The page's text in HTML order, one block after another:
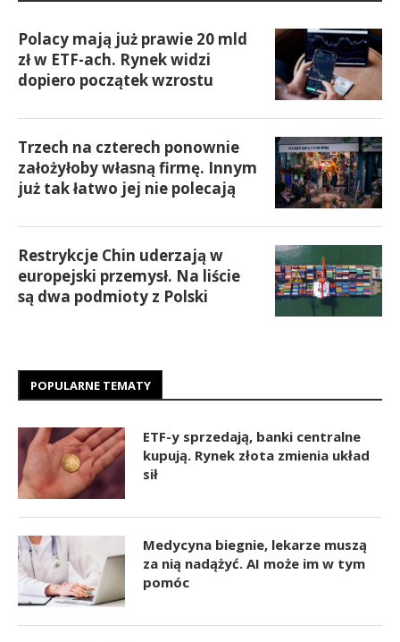
Polacy mają już prawie 20 mld
zł w ETF-ach. Rynek widzi
dopiero początek wzrostu
Trzech na czterech ponownie
założyłoby własną firmę. Innym
już tak łatwo jej nie polecają
Restrykcje Chin uderzają w
europejski przemysł. Na liście
są dwa podmioty z Polski
POPULARNE TEMATY
ETF-y sprzedają, banki centralne
kupują. Rynek złota zmienia układ
sił
Medycyna biegnie, lekarze muszą
za nią nadążyć. AI może im w tym
pomóc